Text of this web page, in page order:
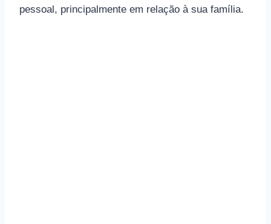
pessoal, principalmente em relação à sua família.